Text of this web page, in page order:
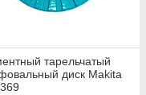
тарельчатый
диск Makita